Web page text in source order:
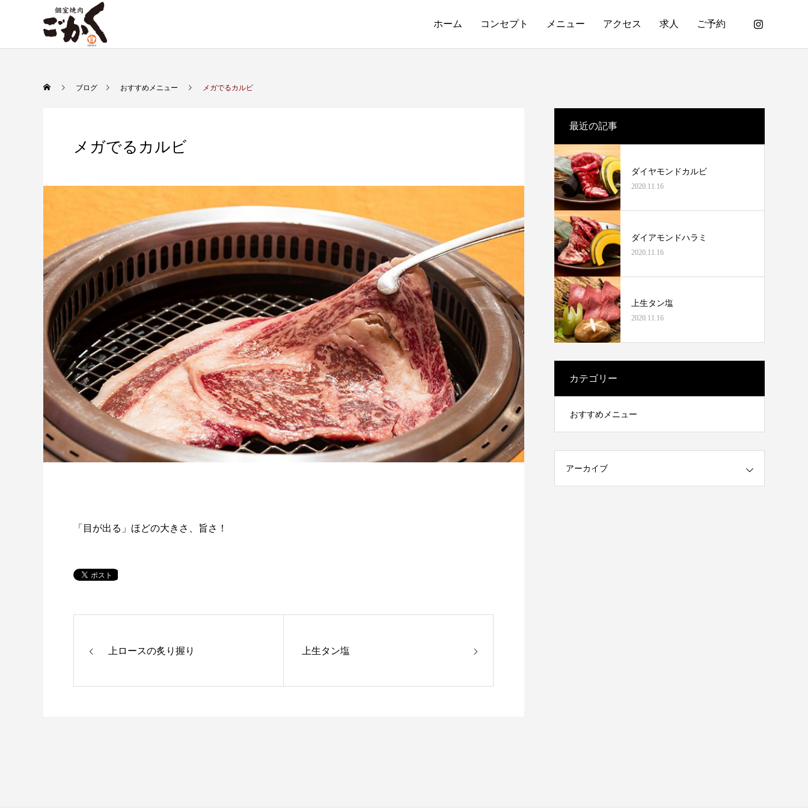
ホーム コンセプト メニュー アクセス 求人 ご予約
ブログ おすすめメニュー メガでるカルビ
メガでるカルビ
「目が出る」ほどの大きさ、旨さ！
上ロースの炙り握り 上生タン塩
最近の記事
ダイヤモンドカルビ
2020.11.16
ダイアモンドハラミ
2020.11.16
上生タン塩
2020.11.16
カテゴリー
おすすめメニュー
アーカイブ